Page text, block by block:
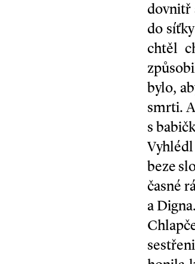
dovnitř
do
chtěl
bylo,
smrti.
s
Vyhlédl
beze
časné
a